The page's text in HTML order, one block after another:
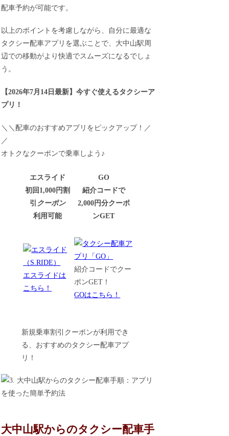
配車予約が可能です。
以上のポイントを考慮しながら、自分に最適な
タクシー配車アプリを選ぶことで、大中山駅周
辺での移動がより快適でスムーズになるでしょ
う。
【2026年7月14日最新】今すぐ使えるタクシーア
プリ！
＼＼配車のおすすめアプリをピックアップ！／
／
オトクなクーポンで乗車しよう♪
エスライド
初回1,000円割
引 クーポン
利用可能
GO
紹介コードで
2,000円分クーポ
ンGET
エスライドは
こちら！
紹介コードでクー
ポンGET！
GOはこちら！
新規乗車割引クーポンが利用でき
る、おすすめのタクシー配車アプ
リ！
大中山駅からのタクシー配車手